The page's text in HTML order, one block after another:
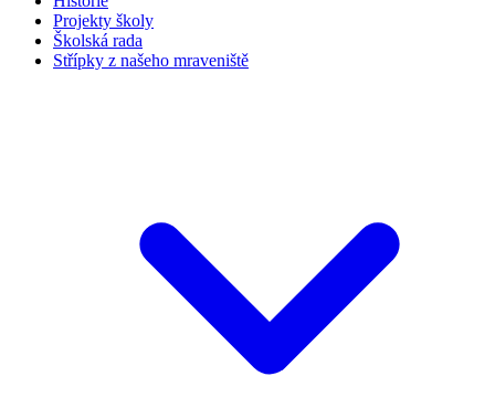
Projekty školy
Školská rada
Střípky z našeho mraveniště